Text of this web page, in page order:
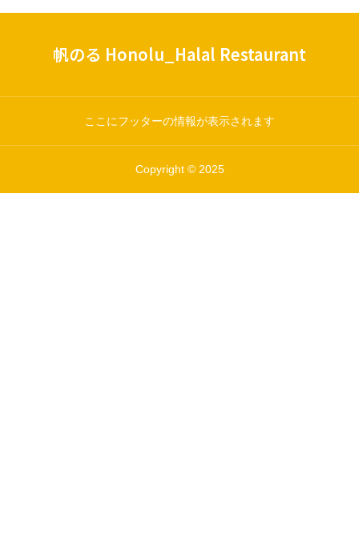
帆のる Honolu_Halal Restaurant
ここにフッターの情報が表示されます
Copyright © 2025